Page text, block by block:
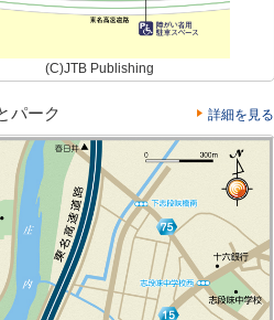
(C)JTB Publishing
パーク 詳細を見る